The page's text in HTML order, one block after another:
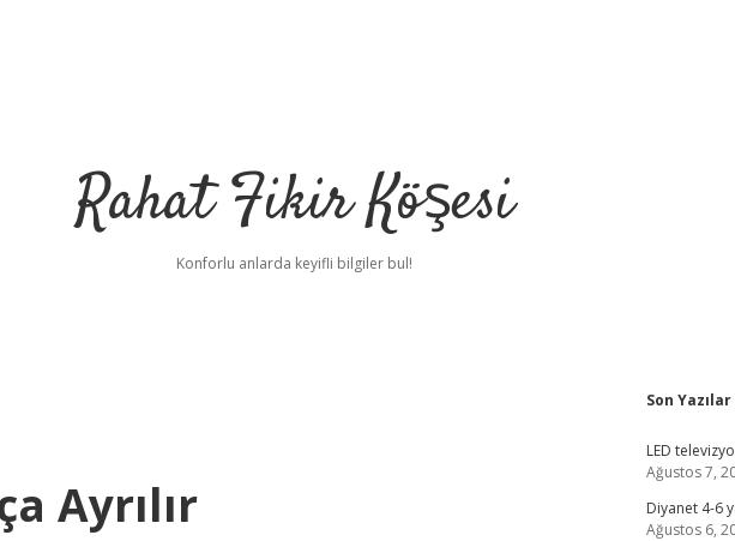
Rahat Fikir Köşesi
Konforlu anlarda keyifli bilgiler bul!
Ayrılır
Son Yazılar
LED
Ağustos 7,
Diyanet 4-6
Ağustos 6,
ilbet